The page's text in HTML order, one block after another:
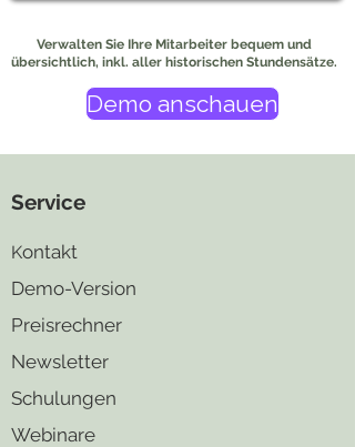
Verwalten Sie Ihre Mitarbeiter bequem und
übersichtlich, inkl. aller historischen Stundensätze.
Demo anschauen
Service
Kontakt
Demo-Version
Preisrechner
Newsletter
Schulungen
Webinare